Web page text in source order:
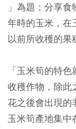
」為題；分享
年時的玉米，在
以前所收穫的果
「玉米筍的特
收穫作物，除此
花之後會出現的
玉米筍產地集中